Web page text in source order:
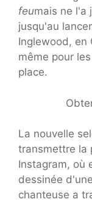
feumais ne l'a
jusqu'au
Inglewood, en
même pour
place.
La nouvelle
transmettre la
Instagram, où
dessinée
chanteuse a